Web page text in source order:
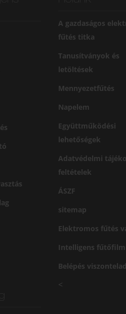
A gazdaságos
fűtés titka
Tanusítványok és
letöltések
Mennyezetfűtés
Napelem
Együttműködési
lehetőségek
Adatvédelmi
feltételek
ÁSZF
sitemap
Elektromos fűtés
Intelligens fűtőfilm
Belépés
<